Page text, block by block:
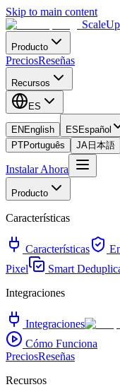
Skip to main content
ScaleUp
Producto
PreciosReseñas
Recursos
ES
EN English ES Español
PTPortuguês JA 日本語
Instalar Ahora
Producto
Características
Características
Pixel
Smart
Integraciones
Integraciones
Cómo Funciona
PreciosReseñas
Recursos